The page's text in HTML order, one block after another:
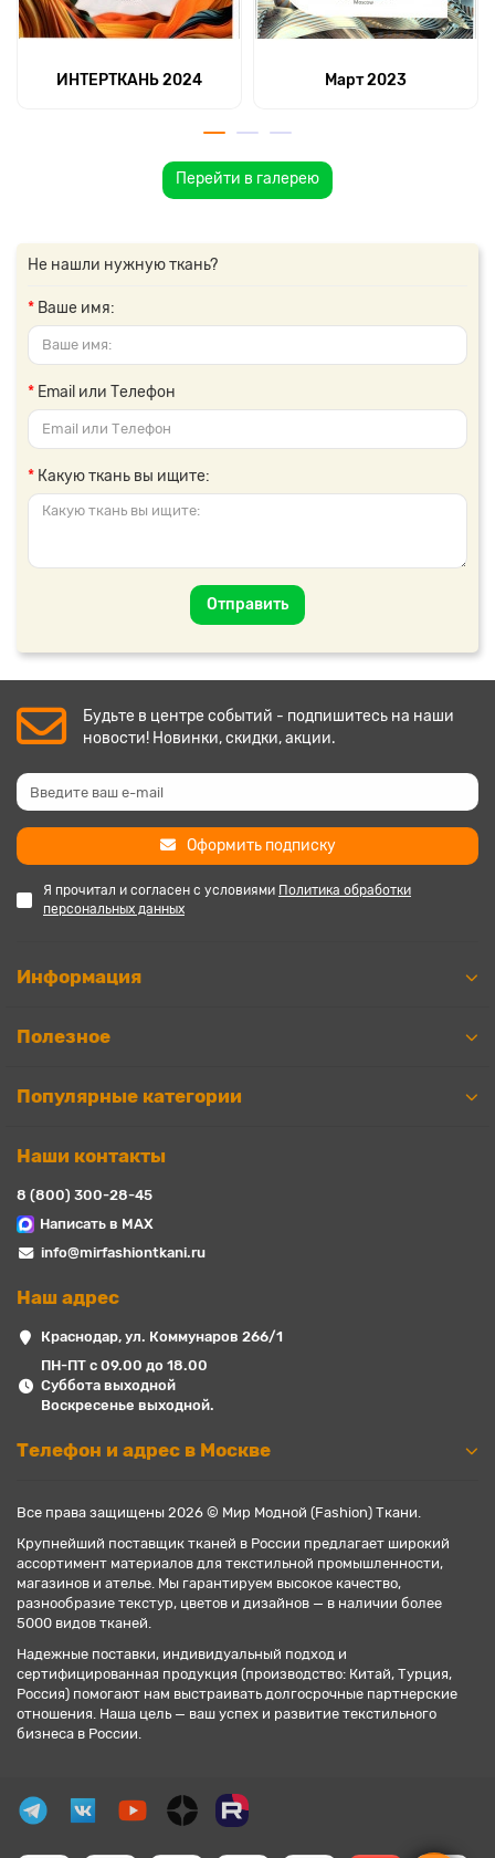
ИНТЕРТКАНЬ 2024 Март 2023
Перейти в галерею
Не нашли нужную ткань?
Ваше имя:
Email или Телефон
Какую ткань вы ищите:
Отправить
Будьте в центре событий - подпишитесь на наши
новости! Новинки, скидки, акции.
Оформить подписку
Я прочитал и согласен с условиями Политика обработки
персональных данных
Информация
Полезное
Популярные категории
Наши контакты
8 (800) 300-28-45
Написать в MAX
info@mirfashiontkani.ru
Наш адрес
Краснодар, ул. Коммунаров 266/1
ПН-ПТ с 09.00 до 18.00
Суббота выходной
Воскресенье выходной.
Телефон и адрес в Москве
Все права защищены 2026 © Мир Модной (Fashion) Ткани.
Крупнейший поставщик тканей в России предлагает широкий
ассортимент материалов для текстильной промышленности,
магазинов и ателье. Мы гарантируем высокое качество,
разнообразие текстур, цветов и дизайнов — в наличии более
5000 видов тканей.
Надежные поставки, индивидуальный подход и
сертифицированная продукция (производство: Китай, Турция,
Россия) помогают нам выстраивать долгосрочные партнерские
отношения. Наша цель — ваш успех и развитие текстильного
бизнеса в России.